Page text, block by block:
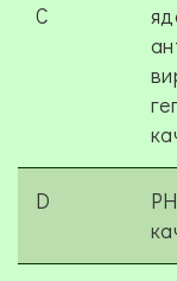
C
D